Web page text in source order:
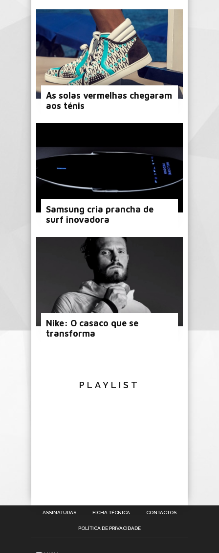
As solas vermelhas chegaram
aos ténis
Samsung cria prancha de
surf inovadora
Nike: O casaco que se
transforma
PLAYLIST
ASSINATURAS FICHA TÉCNICA CONTACTOS
POLÍTICA DE PRIVACIDADE